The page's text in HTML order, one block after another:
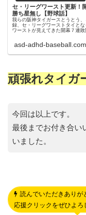
セ・リーグワースト更新！
勝ち星無し【野球話】
我らの阪神タイガースとうとう
録、セ・リーグワーストタイと
ワーストが見えてきた開幕７連敗
asd-adhd-baseball.com
頑張れタイガ
今回は以上です。
最後までお付き合い
いました。
読んでいただきありが
応援クリックをぜひよろ